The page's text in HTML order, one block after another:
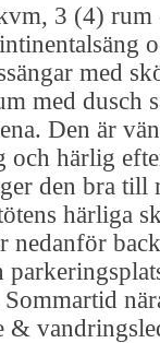
3 (4)
med
med dusch
Den är
och härlig
den bra till
härliga
nedanför
&